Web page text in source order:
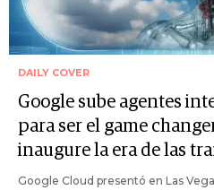
DAILY COVER
Google sube agentes
para ser el game
inaugure la era de las
Google Cloud presentó en Las